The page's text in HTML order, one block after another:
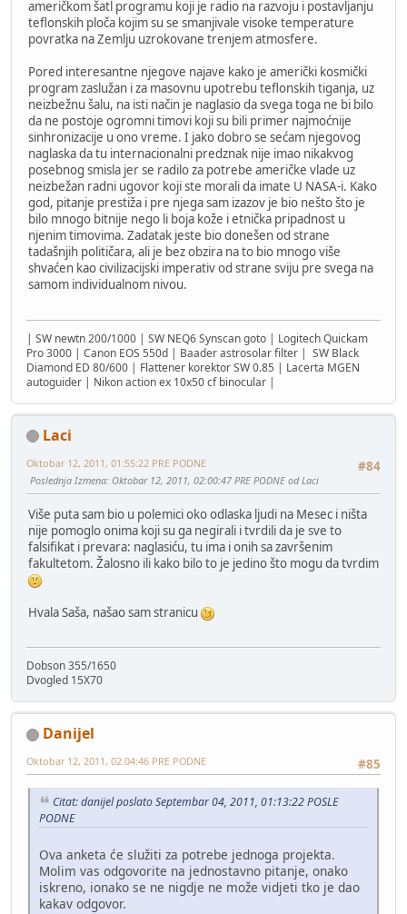
američkom šatl programu koji je radio na razvoju i postavljanju
teflonskih ploča kojim su se smanjivale visoke temperature
povratka na Zemlju uzrokovane trenjem atmosfere.
Pored interesantne njegove najave kako je američki kosmički
program zaslužan i za masovnu upotrebu teflonskih tiganja, uz
neizbežnu šalu, na isti način je naglasio da svega toga ne bi bilo
da ne postoje ogromni timovi koji su bili primer najmoćnije
sinhronizacije u ono vreme. I jako dobro se sećam njegovog
naglaska da tu internacionalni predznak nije imao nikakvog
posebnog smisla jer se radilo za potrebe američke vlade uz
neizbežan radni ugovor koji ste morali da imate U NASA-i. Kako
god, pitanje prestiža i pre njega sam izazov je bio nešto što je
bilo mnogo bitnije nego li boja kože i etnička pripadnost u
njenim timovima. Zadatak jeste bio donešen od strane
tadašnjih političara, ali je bez obzira na to bio mnogo više
shvaćen kao civilizacijski imperativ od strane sviju pre svega na
samom individualnom nivou.
| SW newtn 200/1000 | SW NEQ6 Synscan goto | Logitech Quickam
Pro 3000 | Canon EOS 550d | Baader astrosolar filter | SW Black
Diamond ED 80/600 | Flattener korektor SW 0.85 | Lacerta MGEN
autoguider | Nikon action ex 10x50 cf binocular |
Laci
#84
Oktobar 12, 2011, 01:55:22 PRE PODNE
Poslednja Izmena: Oktobar 12, 2011, 02:00:47 PRE PODNE od Laci
Više puta sam bio u polemici oko odlaska ljudi na Mesec i ništa
nije pomoglo onima koji su ga negirali i tvrdili da je sve to
falsifikat i prevara: naglasiću, tu ima i onih sa završenim
fakultetom. Žalosno ili kako bilo to je jedino što mogu da tvrdim
Hvala Saša, našao sam stranicu
Dobson 355/1650
Dvogled 15X70
Danijel
#85
Oktobar 12, 2011, 02:04:46 PRE PODNE
Citat: danijel poslato Septembar 04, 2011, 01:13:22 POSLE
PODNE
Ova anketa će služiti za potrebe jednoga projekta.
Molim vas odgovorite na jednostavno pitanje, onako
iskreno, ionako se ne nigdje ne može vidjeti tko je dao
kakav odgovor.